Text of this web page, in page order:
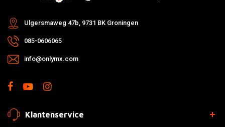
Ulgersmaweg 47b, 9731 BK Groningen
085-0606065
info@onlymx.com
Klantenservice